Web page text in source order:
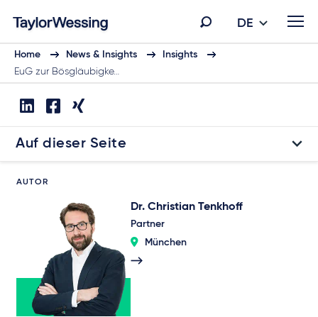
DE
Home News & Insights
Insights
EuG zur Bösgläubigke…
Auf dieser Seite
AUTOR
Dr. Christian Tenkhoff
Partner
München